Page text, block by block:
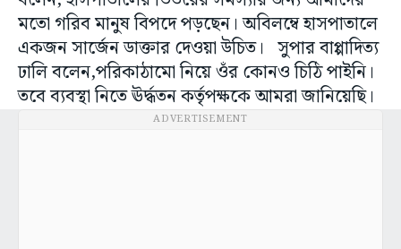
মতো গরিব মানুষ বিপদে পড়ছেন। অবিলম্বে হাসপাতালে
একজন সার্জেন ডাক্তার দেওয়া উচিত। সুপার বাপ্পাদিত্য
ঢালি বলেন,পরিকাঠামো নিয়ে ওঁর কোনও চিঠি পাইনি।
তবে ব্যবস্থা নিতে ঊর্দ্ধতন কর্তৃপক্ষকে আমরা জানিয়েছি।
ADVERTISEMENT